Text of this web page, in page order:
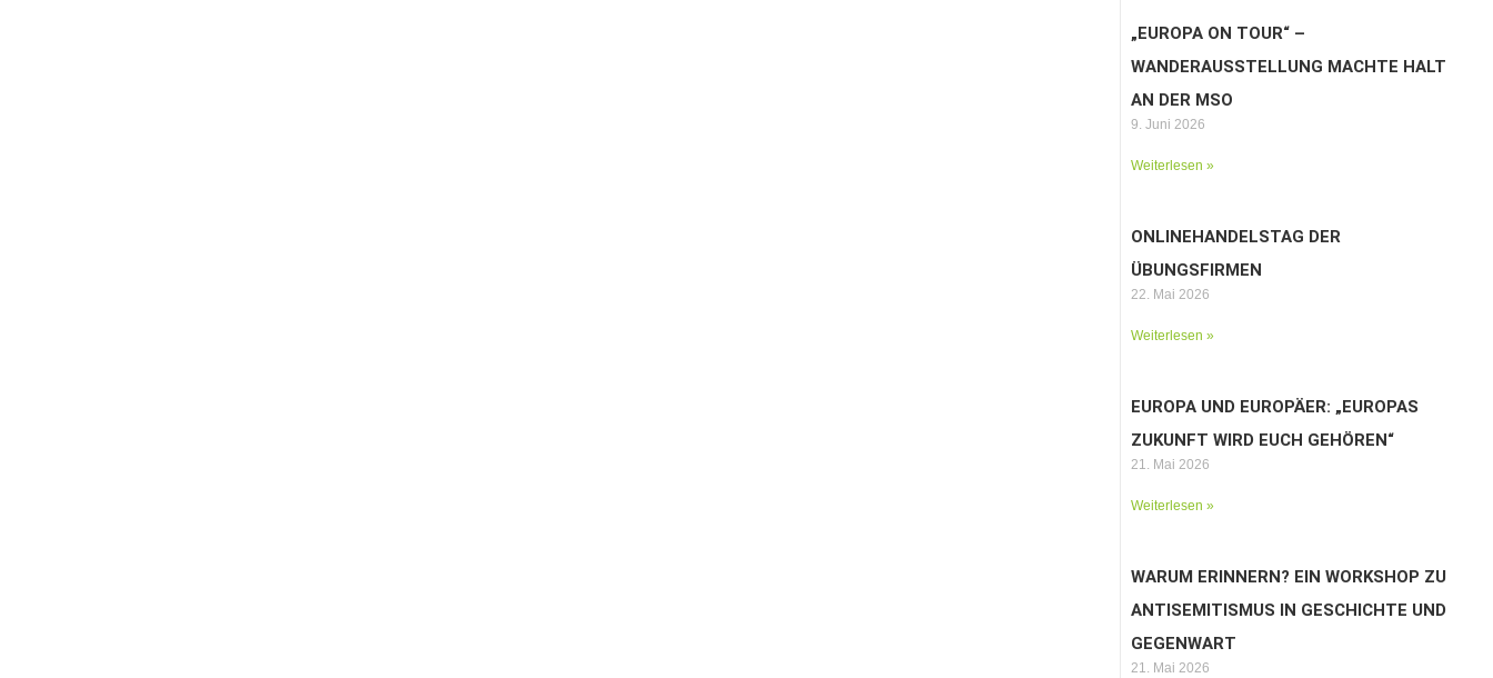
„EUROPA ON TOUR“ –
WANDERAUSSTELLUNG MACHTE HALT
AN DER MSO
9. Juni 2026
Weiterlesen »
ONLINEHANDELSTAG DER
ÜBUNGSFIRMEN
22. Mai 2026
Weiterlesen »
EUROPA UND EUROPÄER: „EUROPAS
ZUKUNFT WIRD EUCH GEHÖREN“
21. Mai 2026
Weiterlesen »
WARUM ERINNERN? EIN WORKSHOP ZU
ANTISEMITISMUS IN GESCHICHTE UND
GEGENWART
21. Mai 2026